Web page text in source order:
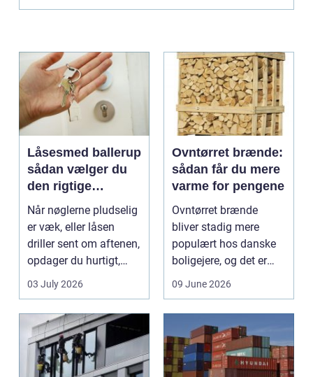
Låsesmed ballerup
sådan vælger du
den rigtige
låsepartner
Når nøglerne pludselig
er væk, eller låsen
driller sent om aftenen,
opdager du hurtigt,
hvor vigtig ...
03 July 2026
Ovntørret brænde:
sådan får du mere
varme for pengene
Ovntørret brænde
bliver stadig mere
populært hos danske
boligejere, og det er
ikke uden grund. Når
09 June 2026